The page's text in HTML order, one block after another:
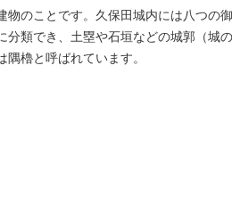
のことです。久保田城内には八つの
類でき、土塁や石垣などの城郭（城の
櫓と呼ばれています。